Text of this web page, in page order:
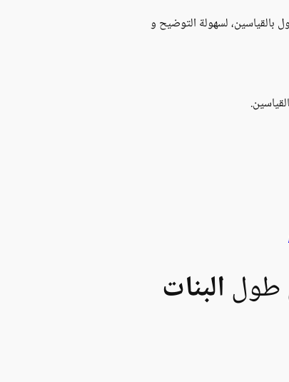
بالقياسين، لسهولة التوضيح و
طولالبنات